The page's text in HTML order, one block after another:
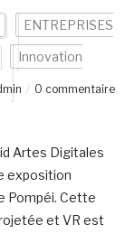
ENTREPRISES
Innovation
0 commentaire
Artes Digitales
exposition
Pompéi. Cette
et VR est